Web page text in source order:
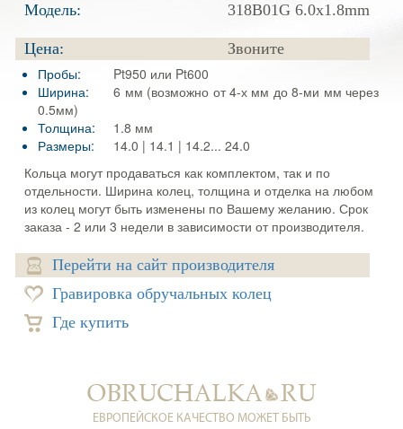
Модель: 318B01G 6.0x1.8mm
Цена:
Звоните
Пробы:
Pt950 или Pt600
Ширина:
6 мм (возможно от 4-х мм до 8-ми мм через
0.5мм)
Толщина:
1.8 мм
Размеры:
14.0 | 14.1 | 14.2... 24.0
Кольца могут продаваться как комплектом, так и по
отдельности. Ширина колец, толщина и отделка на любом
из колец могут быть изменены по Вашему желанию. Срок
заказа - 2 или 3 недели в зависимости от производителя.
Перейти на сайт производителя
Гравировка обручальных колец
Где купить
ЕВРОПЕЙСКОЕ КАЧЕСТВО МОЖЕТ БЫТЬ